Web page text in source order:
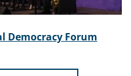
Democracy Forum